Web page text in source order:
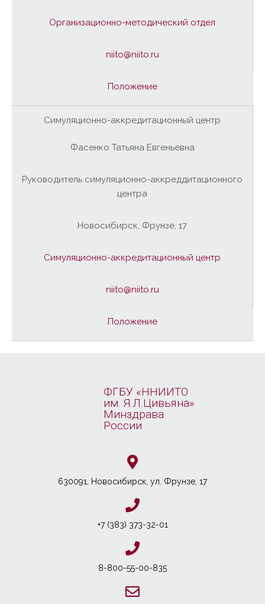
Организационно-методический отдел
niito@niito.ru
Положение
Симуляционно-аккредитационный центр
Фасенко Татьяна Евгеньевна
Руководитель симуляционно-аккреддитационного
центра
Новосибирск, Фрунзе, 17
Симуляционно-аккредитационный центр
niito@niito.ru
Положение
ФГБУ «ННИИТО
им. Я.Л.Цивьяна»
Минздрава
России
630091, Новосибирcк, ул. Фрунзе, 17
+7 (383) 373-32-01
8-800-55-00-835